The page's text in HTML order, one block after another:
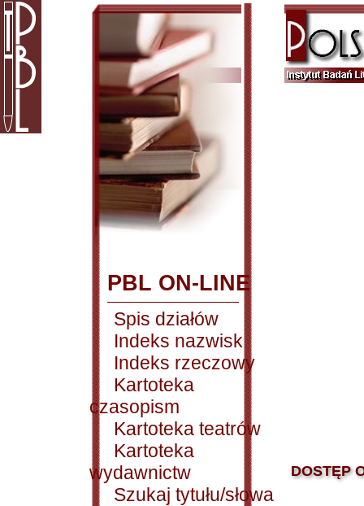
PBL ON-LINE
Spis działów
Indeks nazwisk
Indeks rzeczowy
Kartoteka
czasopism
Kartoteka teatrów
Kartoteka
wydawnictw
Szukaj tytułu/słowa
DOSTĘP